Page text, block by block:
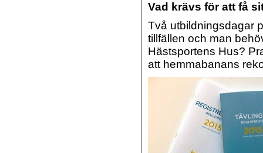
Vad krävs för att få
Två utbildningsdagar
tillfällen och man
Hästsportens Hus?
att hemmabanans